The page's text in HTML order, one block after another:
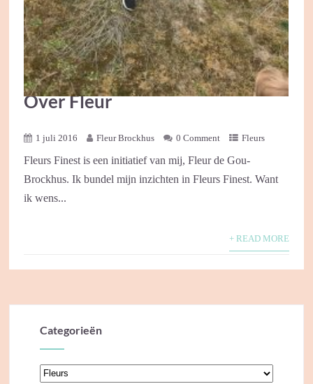
Over Fleur
1 juli 2016 Fleur Brockhus 0 Comment Fleurs
Fleurs Finest is een initiatief van mij, Fleur de Gou-
Brockhus. Ik bundel mijn inzichten in Fleurs Finest. Want
ik wens...
+ READ MORE
Categorieën
Categorieën